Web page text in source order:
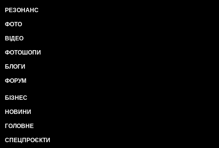
РЕЗОНАНС
ФОТО
ВІДЕО
ФОТОШОПИ
БЛОГИ
ФОРУМ
БІЗНЕС
НОВИНИ
ГОЛОВНЕ
СПЕЦПРОЄКТИ